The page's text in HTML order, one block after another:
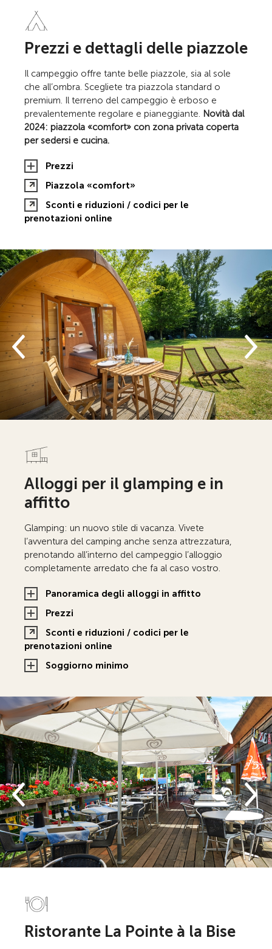
Prezzi e dettagli delle piazzole
Il campeggio offre tante belle piazzole, sia al sole
che all’ombra. Scegliete tra piazzola standard o
premium. Il terreno del campeggio è erboso e
prevalentemente regolare e pianeggiante. Novità dal
2024: piazzola «comfort» con zona privata coperta
per sedersi e cucina.
Prezzi
Piazzola «comfort»
Sconti e riduzioni / codici per le
prenotazioni online
Alloggi per il glamping e in
affitto
Glamping: un nuovo stile di vacanza. Vivete
l’avventura del camping anche senza attrezzatura,
prenotando all’interno del campeggio l’alloggio
completamente arredato che fa al caso vostro.
Panoramica degli alloggi in affitto
Prezzi
Sconti e riduzioni / codici per le
prenotazioni online
Soggiorno minimo
Ristorante La Pointe à la Bise